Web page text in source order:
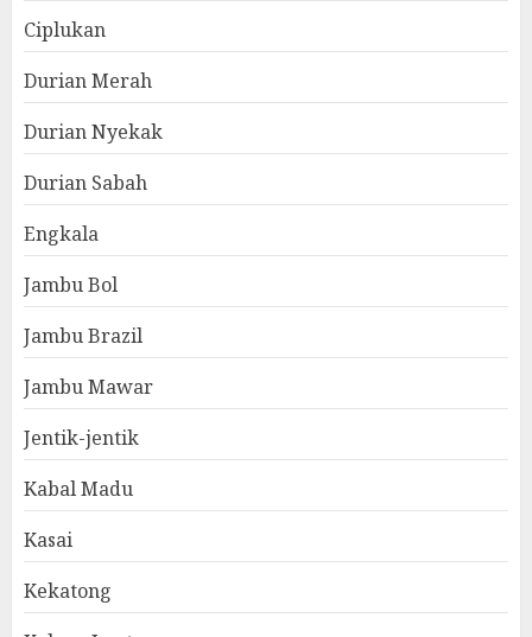
Ciplukan
Durian Merah
Durian Nyekak
Durian Sabah
Engkala
Jambu Bol
Jambu Brazil
Jambu Mawar
Jentik-jentik
Kabal Madu
Kasai
Kekatong